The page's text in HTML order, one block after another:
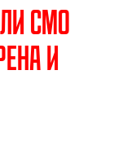
смо
и